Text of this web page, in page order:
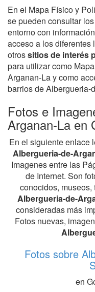
En el Mapa Físico y
se pueden consultar
entorno con
acceso a los
otrossitios de interés
para utilizar como
Arganan-La y como
barrios de Albergueria-
Fotos e
Arganan-La en
En el siguiente enlace
Albergueria-de-
Imagenes entre las
de Internet. Son
conocidos, museos,
Albergueria-de-
consideradas más
Fotos nuevas,
Fotos sobre
en